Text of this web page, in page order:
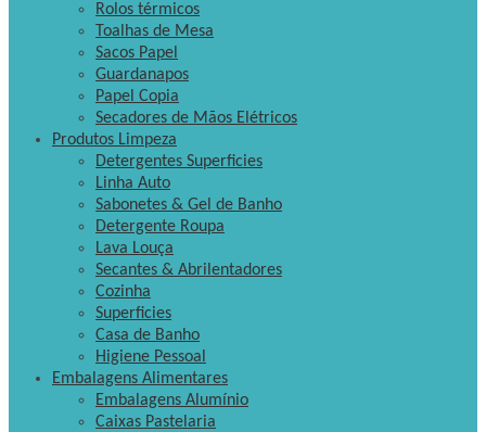
Rolos térmicos
Toalhas de Mesa
Sacos Papel
Guardanapos
Papel Copia
Secadores de Mãos Elétricos
Produtos Limpeza
Detergentes Superficies
Linha Auto
Sabonetes & Gel de Banho
Detergente Roupa
Lava Louça
Secantes & Abrilentadores
Cozinha
Superficies
Casa de Banho
Higiene Pessoal
Embalagens Alimentares
Embalagens Alumínio
Caixas Pastelaria